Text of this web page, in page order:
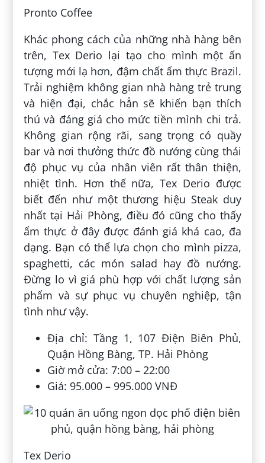
Pronto Coffee
Khác phong cách của những nhà hàng bên
trên, Tex Derio lại tạo cho mình một ấn
tượng mới lạ hơn, đậm chất ẩm thực Brazil.
Trải nghiệm không gian nhà hàng trẻ trung
và hiện đại, chắc hẳn sẽ khiến bạn thích
thú và đáng giá cho mức tiền mình chi trả.
Không gian rộng rãi, sang trọng có quầy
bar và nơi thưởng thức đồ nướng cùng thái
độ phục vụ của nhân viên rất thân thiện,
nhiệt tình. Hơn thế nữa, Tex Derio được
biết đến như một thương hiệu Steak duy
nhất tại Hải Phòng, điều đó cũng cho thấy
ẩm thực ở đây được đánh giá khá cao, đa
dạng. Bạn có thể lựa chọn cho mình pizza,
spaghetti, các món salad hay đồ nướng.
Đừng lo vì giá phù hợp với chất lượng sản
phẩm và sự phục vụ chuyên nghiệp, tận
tình như vậy.
Địa chỉ: Tầng 1, 107 Điện Biên Phủ,
Quận Hồng Bàng, TP. Hải Phòng
Giờ mở cửa: 7:00 – 22:00
Giá: 95.000 – 995.000 VNĐ
Tex Derio